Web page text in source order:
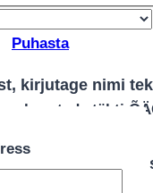
Puhasta
kirjutage nimi
kasutada tähti
kaarti, kirjuta